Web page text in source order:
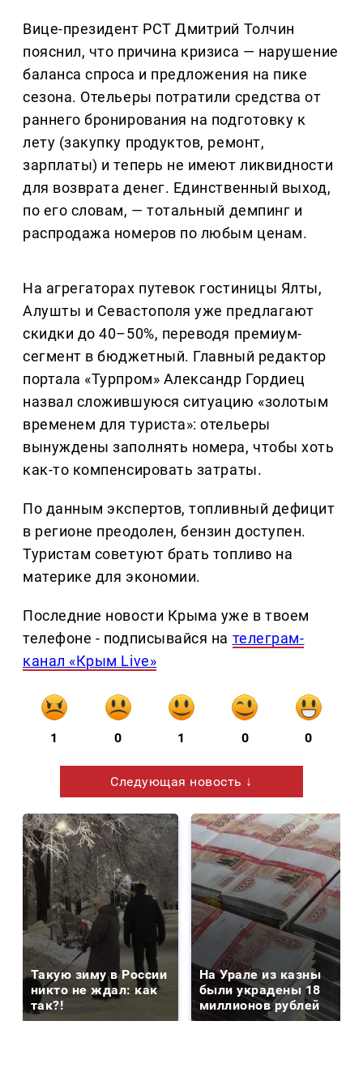
Вице-президент РСТ Дмитрий Толчин
пояснил, что причина кризиса — нарушение
баланса спроса и предложения на пике
сезона. Отельеры потратили средства от
раннего бронирования на подготовку к
лету (закупку продуктов, ремонт,
зарплаты) и теперь не имеют ликвидности
для возврата денег. Единственный выход,
по его словам, — тотальный демпинг и
распродажа номеров по любым ценам.
На агрегаторах путевок гостиницы Ялты,
Алушты и Севастополя уже предлагают
скидки до 40–50%, переводя премиум-
сегмент в бюджетный. Главный редактор
портала «Турпром» Александр Гордиец
назвал сложившуюся ситуацию «золотым
временем для туриста»: отельеры
вынуждены заполнять номера, чтобы хоть
как-то компенсировать затраты.
По данным экспертов, топливный дефицит
в регионе преодолен, бензин доступен.
Туристам советуют брать топливо на
материке для экономии.
Последние новости Крыма уже в твоем
телефоне - подписывайся на телеграм-
канал «Крым Live»
1 0 1 0 0
Следующая новость ↓
Такую зиму в России
никто не ждал: как
так?!
На Урале из казны
были украдены 18
миллионов рублей